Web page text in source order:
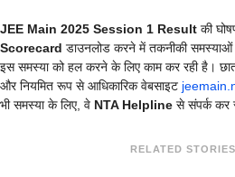
JEE Main 2025 Session 1 Result की
Scorecard डाउनलोड करने में तकनीकी समस्याओं
इस समस्या को हल करने के लिए काम कर रही है।
और नियमित रूप से आधिकारिक वेबसाइट
भी समस्या के लिए, वे NTA Helpline से संपर्क
RELATED